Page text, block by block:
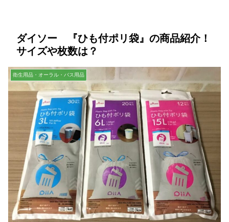
ダイソー 『ひも付ポリ袋』の商品紹介！
サイズや枚数は？
衛生用品・オーラル・バス用品